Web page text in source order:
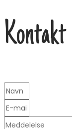
Kontakt